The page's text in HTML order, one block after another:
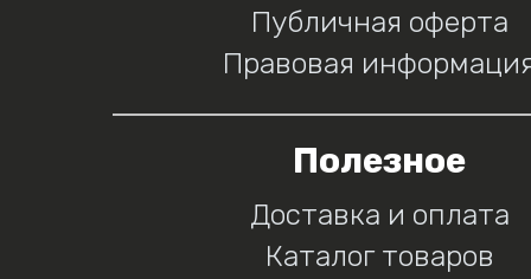
Публичная оферта
Правовая
Полезное
Доставка и оплата
Каталог товаров